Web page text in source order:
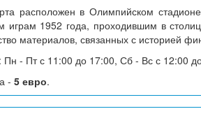
расположен в Олимпийском
играм 1952 года, проходившим в
материалов, связанных с историей
- Пт с 11:00 до 17:00, Сб - Вс с 12:00
- 5 евро.